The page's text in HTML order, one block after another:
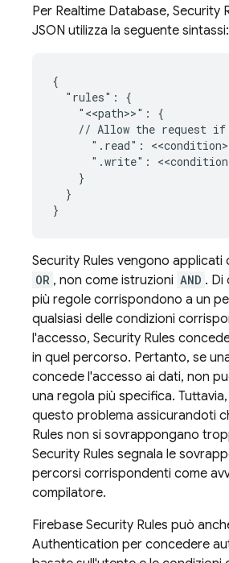
Per Realtime Database, Security
JSON utilizza la seguente sintassi:
{
  "rules": {
    "<<path>>": {
// Allow the request
".read":
".write":
    }
  }
Security Rules vengono applicati
OR , non come istruzioni AND . Di
più regole corrispondono a un
qualsiasi delle condizioni
l'accesso, Security Rules
in quel percorso. Pertanto, se
concede l'accesso ai dati, non
una regola più specifica.
questo problema assicurandoti
Rules non si sovrappongano
Security Rules segnala le
percorsi corrispondenti come
compilatore.
Firebase Security Rules può
Authentication per concedere